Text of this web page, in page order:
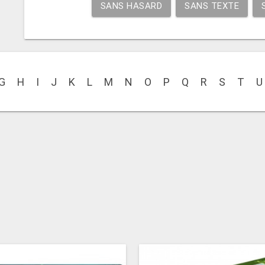
SANS HASARD SANS TEXTE
H I J K L M N O P Q R S T U